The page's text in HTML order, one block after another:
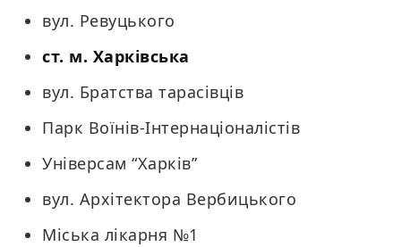
вул. Ревуцького
ст. м. Харківська
вул. Братства тарасівців
Парк Воїнів-Інтернаціоналістів
Універсам “Харків”
вул. Архітектора Вербицького
Міська лікарня №1